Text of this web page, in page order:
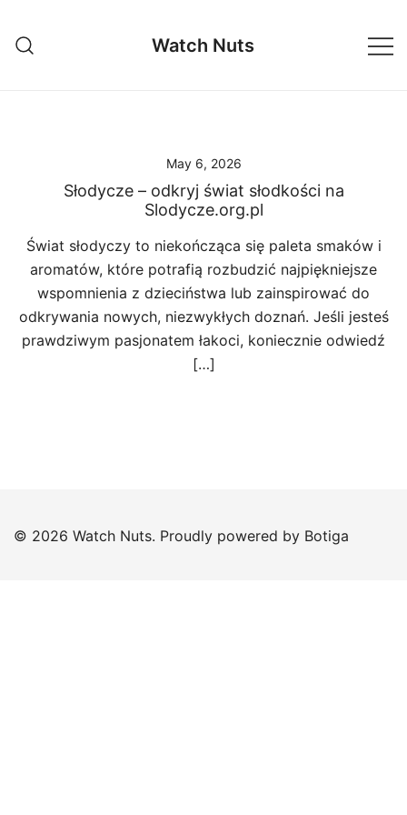
content
Watch Nuts
May 6, 2026
Słodycze – odkryj świat słodkości na
Slodycze.org.pl
Świat słodyczy to niekończąca się paleta smaków i
aromatów, które potrafią rozbudzić najpiękniejsze
wspomnienia z dzieciństwa lub zainspirować do
odkrywania nowych, niezwykłych doznań. Jeśli jesteś
prawdziwym pasjonatem łakoci, koniecznie odwiedź
[…]
© 2026 Watch Nuts. Proudly powered by Botiga